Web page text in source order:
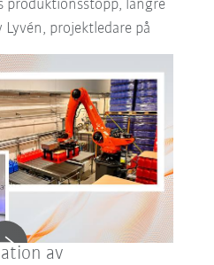
produktionsstopp, längre
projektledare på
av